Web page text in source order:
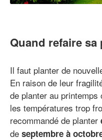
Quand refaire sa
Il faut planter de
En raison de leur
de planter au printemps
les températures trop
recommandé de planter
de septembre à